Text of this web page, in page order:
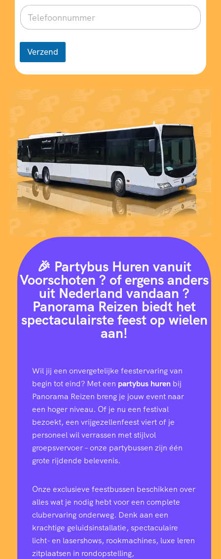
Verzend
🎉 Partybus Huren vanuit
Voorschoten ? of ergens anders
uit Nederland vandaan ?
Panorama Reizen biedt het
spectaculairste feest op wielen
aan!
Wil jij een onvergetelijke feestervaring van
begin tot eind? Met een partybus huren bij
Panorama Reizen breng je jouw event naar
een hoger niveau. Of je nu een festival
bezoekt, een vrijgezellenfeest viert of je
personeel wil verrassen met stijlvol
groepsvervoer – onze partybussen zijn één
grote rijdende belevenis.
Onze exclusieve feestbussen beschikken over
alles wat je nodig hebt voor een complete
clubervaring onderweg. Denk aan een
krachtige geluidsinstallatie, spectaculaire
licht- en lasershows, rookmachines, luxe leren
zitplaatsen in rondopstelling,